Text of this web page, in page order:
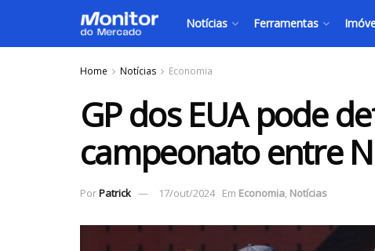
Notícias Ferramentas
Home Notícias Economia
GP dos EUA pode
campeonato entre
PorPatrick 17/out/2024 Em Economia, Notícias